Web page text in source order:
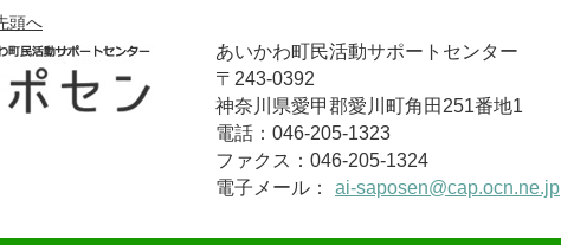
頭へ
あいかわ町民活動サポートセンター
〒243-0392
神奈川県愛甲郡愛川町角田251番地1
電話：046-205-1323
ファクス：046-205-1324
電子メール：
ai-saposen@cap.ocn.ne.jp